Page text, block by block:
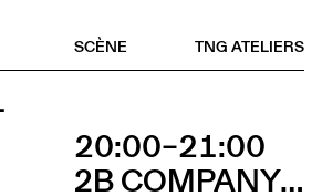
TNG ATELIERS
SCÈNE
20:00–21:00
2B COMPANY - FRANÇOIS GREMAUD